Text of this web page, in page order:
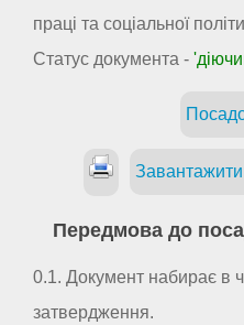
праці та соціальної
Статус документа -
Передмова до
0.1. Документ набирає в
затвердження.